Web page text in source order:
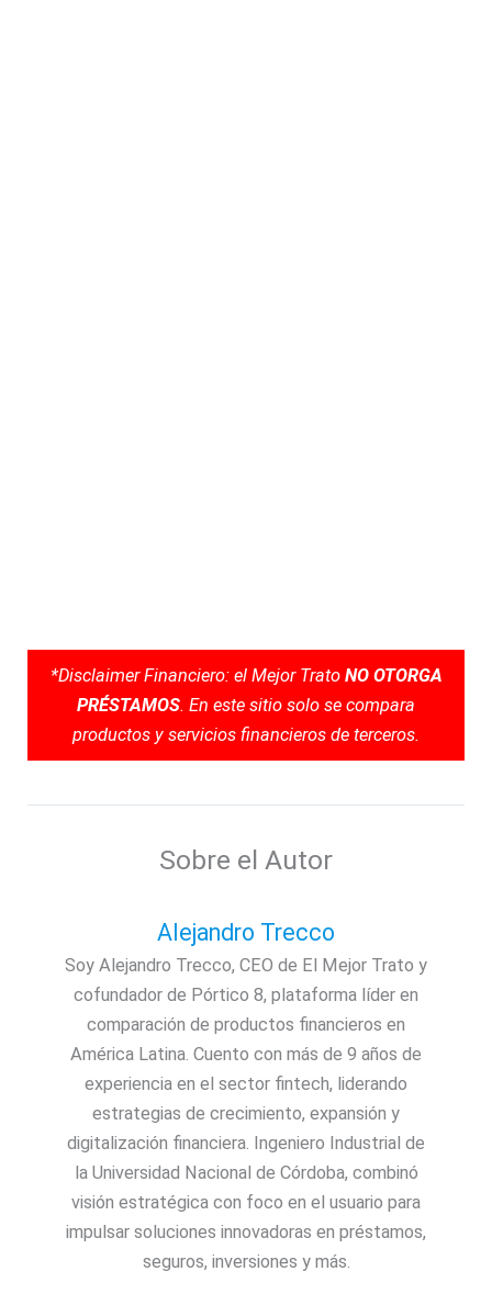
*Disclaimer Financiero: el Mejor Trato NO OTORGA
PRÉSTAMOS. En este sitio solo se compara
productos y servicios financieros de terceros.
Sobre el Autor
Alejandro Trecco
Soy Alejandro Trecco, CEO de El Mejor Trato y
cofundador de Pórtico 8, plataforma líder en
comparación de productos financieros en
América Latina. Cuento con más de 9 años de
experiencia en el sector fintech, liderando
estrategias de crecimiento, expansión y
digitalización financiera. Ingeniero Industrial de
la Universidad Nacional de Córdoba, combinó
visión estratégica con foco en el usuario para
impulsar soluciones innovadoras en préstamos,
seguros, inversiones y más.